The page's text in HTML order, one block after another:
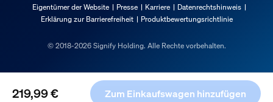
219,99 € Zum Einkaufswagen hinzufügen
Bruttogewicht
Länge
Eigentümer der Website
Presse Karriere
Datenrechtshinweis
Erklärung zur Barrierefreiheit
Produktbewertungsrichtlinie
© 2018-2026 Signify Holding. Alle Rechte vorbehalten.